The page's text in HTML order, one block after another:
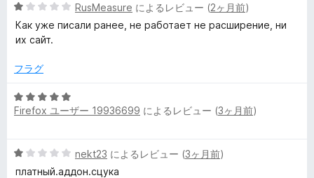
e
の
レ
ビ
評
価
中
5
の
価
5
段
階
1
評
価
RusMeasure によるレビュー (2ヶ月前)
Как уже писали ранее, не работает не расширение, ни
их сайт.
フラグ
5
段
5
の
Firefox ユーザー 19936699 によるレビュー (3ヶ月前)
5
段
nekt23 によるレビュー (3ヶ月前)
платный.аддон.сцука